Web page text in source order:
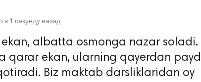
в 1 секунду назад
albatta osmonga nazar soladi.
qarar ekan, ularning qayerdan
Biz maktab darsliklaridan oy